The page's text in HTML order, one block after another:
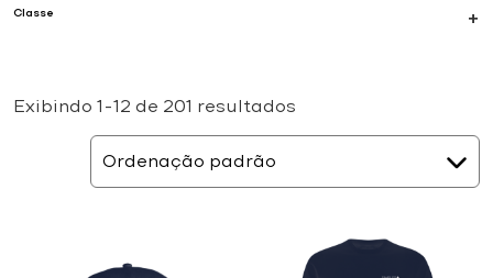
Classe +
Exibindo 1–12 de 201 resultados